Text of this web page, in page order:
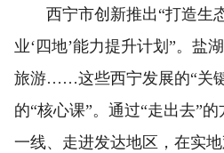
西宁市创新推出“打造生
业‘四地’能力提升计划”。盐
旅游……这些西宁发展的“关
的“核心课”。通过“走出去”
一线、走进发达地区，在实